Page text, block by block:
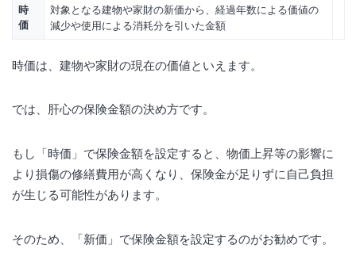
時
価
対象となる建物や家財の新価から、経過年数による価値の
減少や使用による消耗分を引いた金額
時価は、建物や家財の現在の価値といえます。
では、肝心の保険金額の決め方です。
もし「時価」で保険金額を設定すると、物価上昇等の影響に
より損傷の修繕費用が高くなり、保険金が足りずに自己負担
が生じる可能性があります。
そのため、「新価」で保険金額を設定するのがお勧めです。